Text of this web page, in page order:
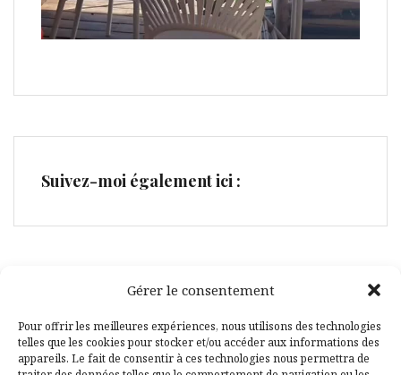
Gérer le consentement
Pour offrir les meilleures expériences, nous utilisons des technologies
telles que les cookies pour stocker et/ou accéder aux informations des
appareils. Le fait de consentir à ces technologies nous permettra de
Suivez-moi également ici :
Facebook
Pinterest